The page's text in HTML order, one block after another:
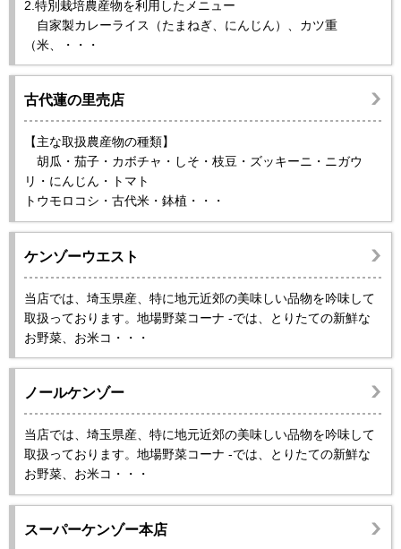
2.特別栽培農産物を利用したメニュー
自家製カレーライス（たまねぎ、にんじん）、カツ重
（米、・・・
古代蓮の里売店
【主な取扱農産物の種類】
胡瓜・茄子・カボチャ・しそ・枝豆・ズッキーニ・ニガウ
リ・にんじん・トマト
トウモロコシ・古代米・鉢植・・・
ケンゾーウエスト
当店では、埼玉県産、特に地元近郊の美味しい品物を吟味して
取扱っております。地場野菜コーナ -では、とりたての新鮮な
お野菜、お米コ・・・
ノールケンゾー
当店では、埼玉県産、特に地元近郊の美味しい品物を吟味して
取扱っております。地場野菜コーナ -では、とりたての新鮮な
お野菜、お米コ・・・
スーパーケンゾー本店